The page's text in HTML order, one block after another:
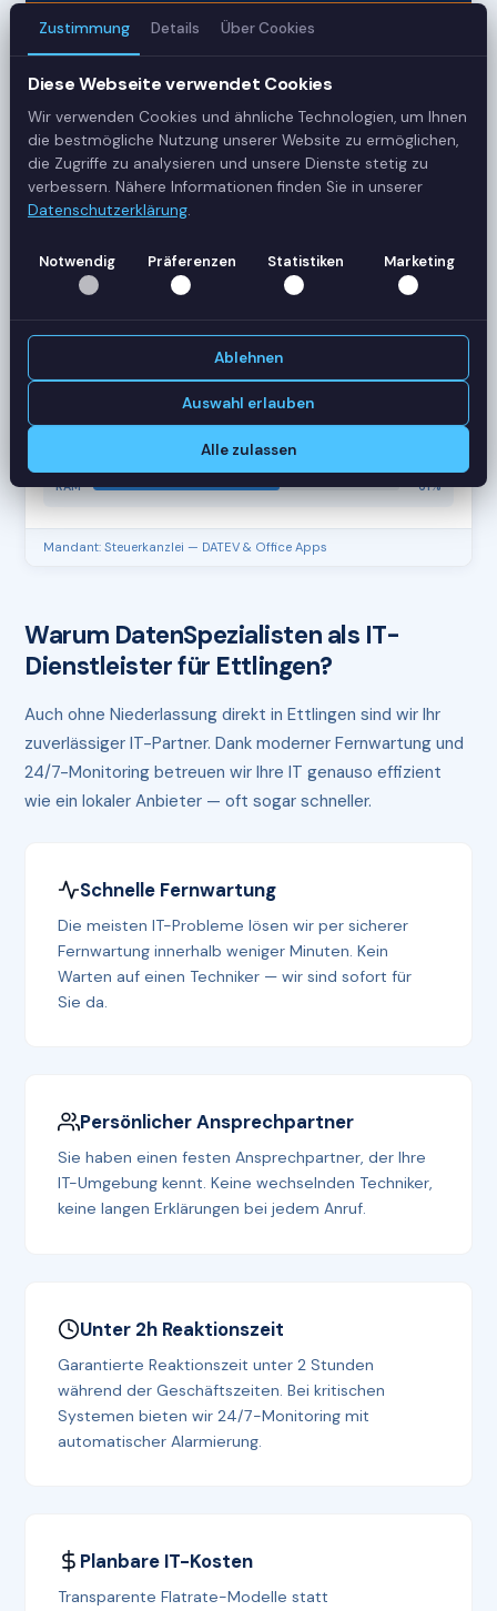
Server
42
Status
CPU
62%
RAM
61%
Mandant: Steuerkanzlei — DATEV & Office Apps
Warum DatenSpezialisten als IT-
Dienstleister für Ettlingen?
Auch ohne Niederlassung direkt in Ettlingen sind wir Ihr
zuverlässiger IT-Partner. Dank moderner Fernwartung und
24/7-Monitoring betreuen wir Ihre IT genauso effizient
wie ein lokaler Anbieter — oft sogar schneller.
Schnelle Fernwartung
Die meisten IT-Probleme lösen wir per sicherer
Fernwartung innerhalb weniger Minuten. Kein
Warten auf einen Techniker — wir sind sofort für
Sie da.
Persönlicher Ansprechpartner
Sie haben einen festen Ansprechpartner, der Ihre
IT-Umgebung kennt. Keine wechselnden Techniker,
keine langen Erklärungen bei jedem Anruf.
Unter 2h Reaktionszeit
Garantierte Reaktionszeit unter 2 Stunden
während der Geschäftszeiten. Bei kritischen
Systemen bieten wir 24/7-Monitoring mit
automatischer Alarmierung.
Planbare IT-Kosten
Transparente Flatrate-Modelle statt
Zustimmung Details Über Cookies
Diese Webseite verwendet Cookies
Wir verwenden Cookies und ähnliche Technologien, um Ihnen
die bestmögliche Nutzung unserer Website zu ermöglichen,
die Zugriffe zu analysieren und unsere Dienste stetig zu
verbessern. Nähere Informationen finden Sie in unserer
Datenschutzerklärung.
Notwendig Präferenzen Statistiken Marketing
Ablehnen
Auswahl erlauben
Alle zulassen